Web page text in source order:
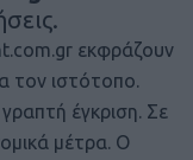
εκφράζουν
τον ιστότοπο.
έγκριση. Σε
μέτρα. Ο